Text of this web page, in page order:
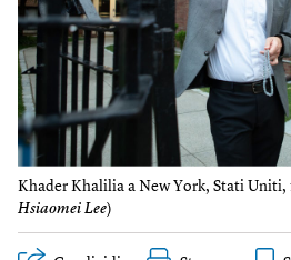
Khader Khalilia a New York, Stati Uniti,
Hsiaomei Lee)